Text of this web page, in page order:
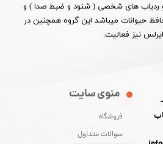
و ردیاب های شخصی ( شنود و ضبط صدا ) و
حیوانات میباشد این گروه همچنین در
نیز فعالیت.​​​​​​​
منوی سایت
فروشگاه
سوالات متداول